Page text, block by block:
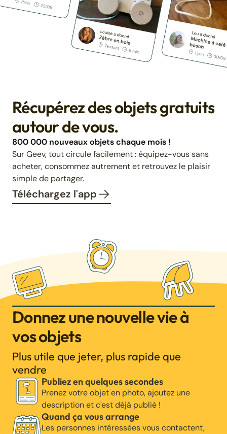
Récupérez des objets gratuits
autour de vous.
800 000 nouveaux objets chaque mois !
Sur Geev, tout circule facilement : équipez-vous sans
acheter, consommez autrement et retrouvez le plaisir
simple de partager.
Téléchargez l'app
Donnez une nouvelle vie à
vos objets
Plus utile que jeter, plus rapide que
vendre
Publiez en quelques secondes
Prenez votre objet en photo, ajoutez une
description et c'est déjà publié !
Quand ça vous arrange
Les personnes intéressées vous contactent,